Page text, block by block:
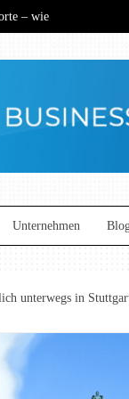
– wie
– wie
Unternehmen
unterwegs in